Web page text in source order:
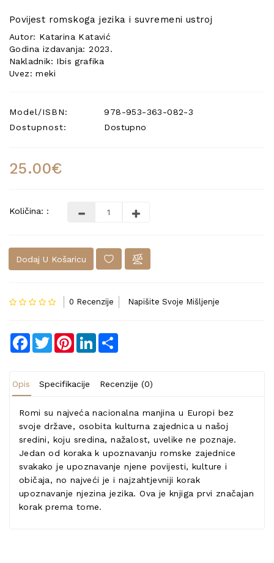
Povijest romskoga jezika i suvremeni ustroj
Autor: Katarina Katavić
Godina izdavanja: 2023.
Nakladnik: Ibis grafika
Uvez: meki
Model/ISBN:
978-953-363-082-3
Dostupnost:
Dostupno
25.00€
Količina: :
Dodaj U Košaricu
0 Recenzije Napišite Svoje Mišljenje
Facebook
TwitterPinterestLinkedIn
Opis Specifikacije Recenzije (0)
Romi su najveća nacionalna manjina u Europi bez
svoje države, osobita kulturna zajednica u našoj
sredini, koju sredina, nažalost, uvelike ne poznaje.
Jedan od koraka k upoznavanju romske zajednice
svakako je upoznavanje njene povijesti, kulture i
običaja, no najveći je i najzahtjevniji korak
upoznavanje njezina jezika. Ova je knjiga prvi značajan
korak prema tome.